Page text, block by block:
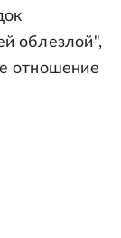
облезлой",
отношение